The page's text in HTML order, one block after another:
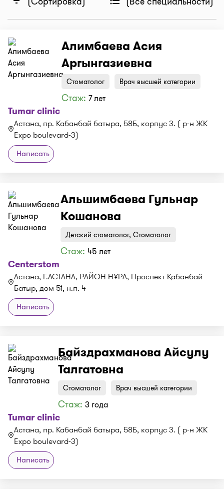
Алимбаева Асия
Аргынгазиевна
Стоматолог Врач высшей категории
Стаж:7 лет
Tumar clinic
Астана, пр. Кабанбай батыра, 58Б, корпус 3. ( р-н ЖК
Expo boulevard-3)
Написать
Альшимбаева Гульнар
Кошанова
Детский стоматолог, Стоматолог
Стаж: 45 лет
Centerstom
Астана, Г.АСТАНА, РАЙОН НҰРА, Проспект Қабанбай
Батыр, дом 51, н.п. 4
Написать
Байздрахманова Айсулу
Талгатовна
Стоматолог Врач высшей категории
Стаж: 3 года
Tumar clinic
Астана, пр. Кабанбай батыра, 58Б, корпус 3. ( р-н ЖК
Expo boulevard-3)
Написать